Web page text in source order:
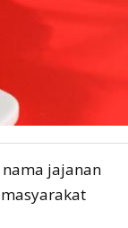
jajanan